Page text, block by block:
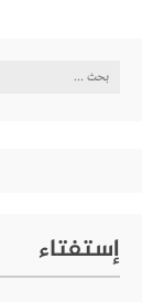
البحث
إستفتاء